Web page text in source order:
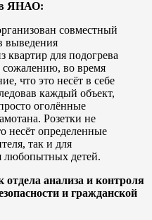
в ЯНАО:
совместный
выведения
квартир для подогрева
сожалению, во время
что это несёт в себе
каждый объект,
оголённые
Розетки не
несёт определенные
так и для
любопытных детей.
анализа и контроля
и гражданской